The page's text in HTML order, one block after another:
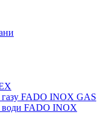
газу FADO INOX GAS
води FADO INOX